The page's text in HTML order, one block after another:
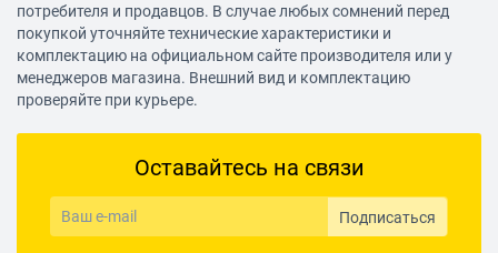
потребителя и продавцов. В случае любых сомнений перед
покупкой уточняйте технические характеристики и
комплектацию на официальном сайте производителя или у
менеджеров магазина. Внешний вид и комплектацию
проверяйте при курьере.
Оставайтесь на связи
Подписаться